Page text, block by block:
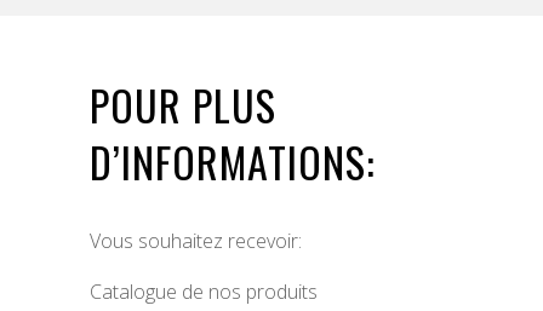
POUR PLUS
D’INFORMATIONS:
Vous souhaitez recevoir:
Catalogue de nos produits